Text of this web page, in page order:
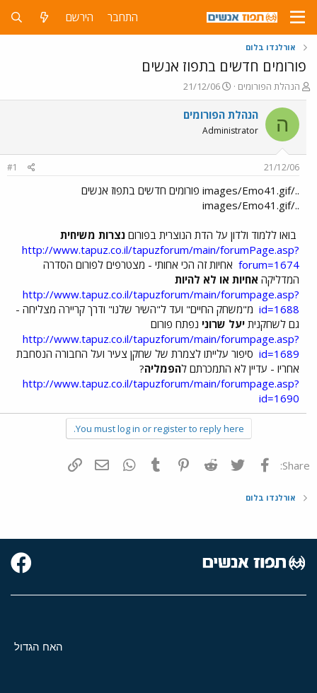
התחבר הירשם
אורלנדו בלום
פורומים חדשים בתפוז אנשים
פ
ו
ת
ח
ה
ו
ש
הנהלת הפורומים
פ
ו
ר
ם
ר
י
ך
21/12/06
ה הנהלת הפורומים
Administrator
21/12/06
#1
../images/Emo41.gif פורומים חדשים בתפוז אנשים
../images/Emo41.gif
בואו ללמוד ולדון על הדת הנוצרית בפורום נצרות משיחית
http://www.tapuz.co.il/tapuzforum/main/forumPage.asp?
forum=1674 אחיות זה הכי אחותי - מצטרפים לפורום הסדרה
המדליקה אחיות או לא להיות
http://www.tapuz.co.il/tapuzforum/main/forumpage.asp?
id=1688 מ"משחק החיים" ועד ל"השיר שלנו" ודרך קריירה מצליחה -
גם לשחקנית יעל שרוני נפתח פורום
http://www.tapuz.co.il/tapuzforum/main/forumpage.asp?
id=1689 סיפור עלייתו לצמרת של שחקן צעיר ועל החבורה הנסחבת
אחריו - עדיין לא התמכרתם להפמליה?
http://www.tapuz.co.il/tapuzforum/main/forumpage.asp?
id=1690
You must log in or register to reply here.
Share: פייסבוק Twitter
Reddit
Pinterest
Tumblr
WhatsAppדואר אלקטרוני
אורלנדו בלום
האח הגדול